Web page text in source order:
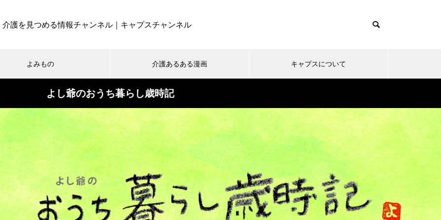
介護を見つめる情報チャンネル｜キャプスチャンネル
よみもの 介護あるある漫画 キャプスについて
よし爺のおうち暮らし歳時記